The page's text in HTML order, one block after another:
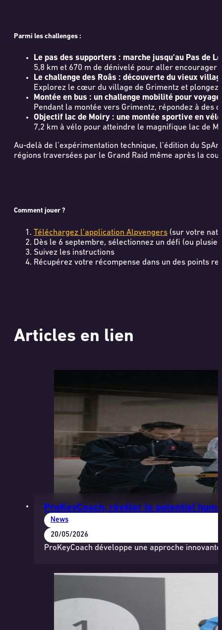
Parmi les challenges :
Le pas des supporters : marche jusqu’au Pas de
5,8 km et 670 m de dénivelé pour aller
Le challenge des Roâs : découverte du vieux
Explorez le cœur du village de Grimentz et
Montée en bus : un challenge mobilité pour
Pendant la montée vers Grimentz, répondez à des
Objectif lac de Moiry : une montée sportive en
7,2 km à vélo pour atteindre le magnifique lac de
Au-delà de l’expérimentation technique, l’édition du
régions traversées par le Grand Raid même après la
Comment jouer ?
Téléchargez l’application Alpvengers (sur votre
Dès le 6 septembre, sélectionnez un défi (ou
Suivez les instructions
Récupérez votre récompense dans un des points
Articles en lien
ProKeyCoach, révéler le potentiel
News
20/05/2026
ProKeyCoach développe une approche